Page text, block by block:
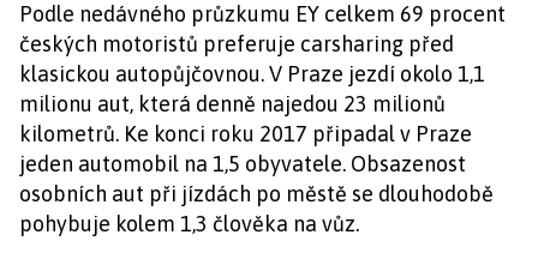
Podle nedávného průzkumu EY celkem 69 procent
českých motoristů preferuje carsharing před
klasickou autopůjčovnou. V Praze jezdí okolo 1,1
milionu aut, která denně najedou 23 milionů
kilometrů. Ke konci roku 2017 připadal v Praze
jeden automobil na 1,5 obyvatele. Obsazenost
osobních aut při jízdách po městě se dlouhodobě
pohybuje kolem 1,3 člověka na vůz.